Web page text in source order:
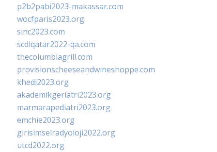
p2b2pabi2023-makassar.com
wocfparis2023.org
sinc2023.com
scdlqatar2022-qa.com
thecolumbiagrill.com
provisionscheeseandwineshoppe.com
khedi2023.org
akademikgeriatri2023.org
marmarapediatri2023.org
emchie2023.org
girisimselradyoloji2022.org
utcd2022.org